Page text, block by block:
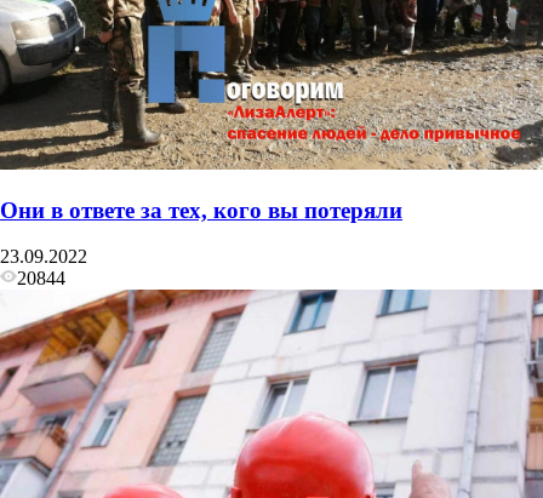
Они в ответе за тех, кого вы потеряли
23.09.2022
20844